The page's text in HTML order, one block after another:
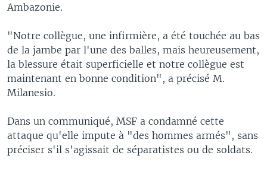
Ambazonie.
"Notre collègue, une infirmière, a été touchée au bas
de la jambe par l'une des balles, mais heureusement,
la blessure était superficielle et notre collègue est
maintenant en bonne condition", a précisé M.
Milanesio.
Dans un communiqué, MSF a condamné cette
attaque qu'elle impute à "des hommes armés", sans
préciser s'il s'agissait de séparatistes ou de soldats.